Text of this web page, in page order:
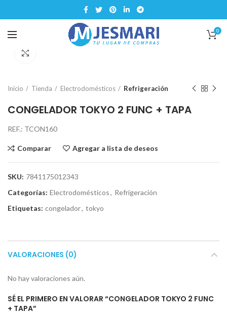
0
Inicio Tienda Electrodomésticos Refrigeración
CONGELADOR TOKYO 2 FUNC + TAPA
REF.: TCON160
Comparar Agregar a lista de deseos
SKU: 7841175012343
Categorías: Electrodomésticos, Refrigeración
Etiquetas: congelador, tokyo
VALORACIONES (0)
No hay valoraciones aún.
SÉ EL PRIMERO EN VALORAR “CONGELADOR TOKYO 2 FUNC
+ TAPA”